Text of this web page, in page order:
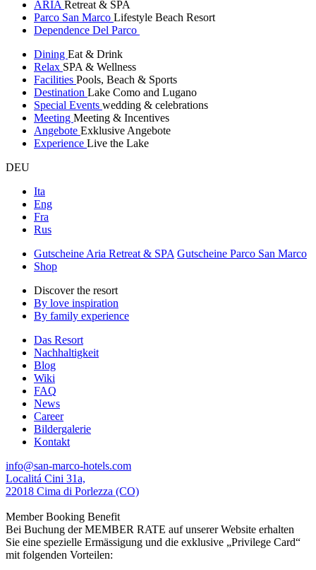
ARIA Retreat & SPA
Parco San Marco Lifestyle Beach Resort
Dependence Del Parco
Dining Eat & Drink
Relax SPA & Wellness
Facilities Pools, Beach & Sports
Destination Lake Como and Lugano
Special Events wedding & celebrations
Meeting Meeting & Incentives
Angebote Exklusive Angebote
Experience Live the Lake
DEU
Ita
Eng
Fra
Rus
Gutscheine Aria Retreat & SPA Gutscheine Parco San Marco
Shop
Discover the resort
By love inspiration
By family experience
Das Resort
Nachhaltigkeit
Blog
Wiki
FAQ
News
Career
Bildergalerie
Kontakt
info@san-marco-hotels.com
Localitá Cini 31a,
22018 Cima di Porlezza (CO)
Member Booking Benefit
Bei Buchung der MEMBER RATE auf unserer Website erhalten
Sie eine spezielle Ermässigung und die exklusive „Privilege Card“
mit folgenden Vorteilen: